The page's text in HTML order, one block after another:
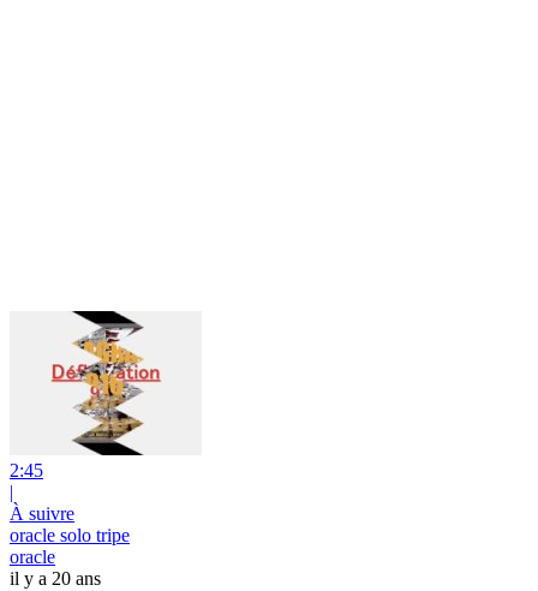
2:45
|
À suivre
oracle solo tripe
oracle
il y a 20 ans